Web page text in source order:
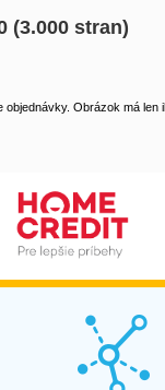
(3.000 stran)
Obrázok má len